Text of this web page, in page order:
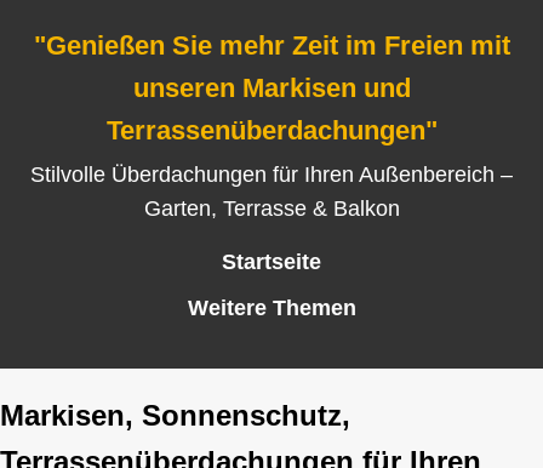
"Genießen Sie mehr Zeit im Freien mit
unseren Markisen und
Terrassenüberdachungen"
Stilvolle Überdachungen für Ihren Außenbereich –
Garten, Terrasse & Balkon
Startseite
Weitere Themen
Markisen, Sonnenschutz,
Terrassenüberdachungen für Ihren